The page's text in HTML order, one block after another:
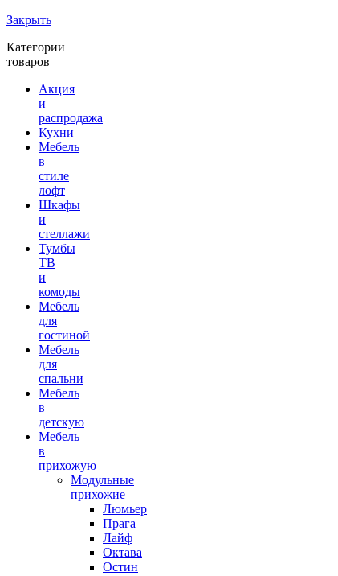
Закрыть
Категории
товаров
Акция
и
распродажа
Кухни
Мебель
в
стиле
лофт
Шкафы
и
стеллажи
Тумбы
ТВ
и
комоды
Мебель
для
гостиной
Мебель
для
спальни
Мебель
в
детскую
Мебель
в
прихожую
Модульные
прихожие
Люмьер
Прага
Лайф
Октава
Остин